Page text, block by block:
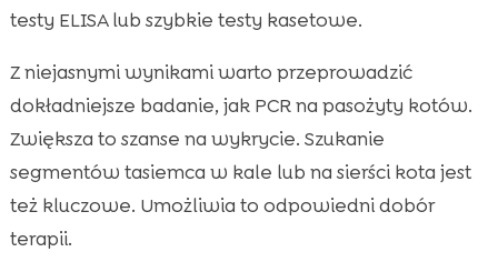
testy ELISA lub szybkie testy kasetowe.
Z niejasnymi wynikami warto przeprowadzić
dokładniejsze badanie, jak PCR na pasożyty kotów.
Zwiększa to szanse na wykrycie. Szukanie
segmentów tasiemca w kale lub na sierści kota jest
też kluczowe. Umożliwia to odpowiedni dobór
terapii.